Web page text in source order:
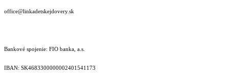
office@linkadetskejdovery.sk
Bankové spojenie: FIO banka, a.s.
IBAN: SK46833000000­02401541173